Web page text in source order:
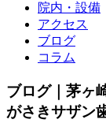
院内・設備
アクセス
ブログ
コラム
ブログ｜茅ヶ
がさきサザン